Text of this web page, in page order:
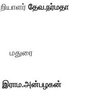
தேவ.நர்மதா
மதுரை
இராம.அன்பழகன்